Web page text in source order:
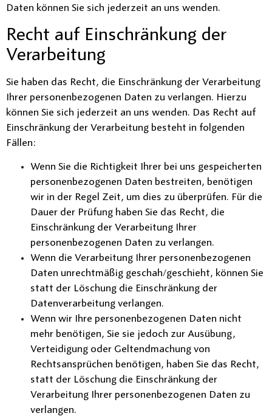
Daten können Sie sich jederzeit an uns wenden.
Recht auf Einschränkung der
Verarbeitung
Sie haben das Recht, die Einschränkung der Verarbeitung
Ihrer personenbezogenen Daten zu verlangen. Hierzu
können Sie sich jederzeit an uns wenden. Das Recht auf
Einschränkung der Verarbeitung besteht in folgenden
Fällen:
Wenn Sie die Richtigkeit Ihrer bei uns gespeicherten
personenbezogenen Daten bestreiten, benötigen
wir in der Regel Zeit, um dies zu überprüfen. Für die
Dauer der Prüfung haben Sie das Recht, die
Einschränkung der Verarbeitung Ihrer
personenbezogenen Daten zu verlangen.
Wenn die Verarbeitung Ihrer personenbezogenen
Daten unrechtmäßig geschah/geschieht, können Sie
statt der Löschung die Einschränkung der
Datenverarbeitung verlangen.
Wenn wir Ihre personenbezogenen Daten nicht
mehr benötigen, Sie sie jedoch zur Ausübung,
Verteidigung oder Geltendmachung von
Rechtsansprüchen benötigen, haben Sie das Recht,
statt der Löschung die Einschränkung der
Verarbeitung Ihrer personenbezogenen Daten zu
verlangen.